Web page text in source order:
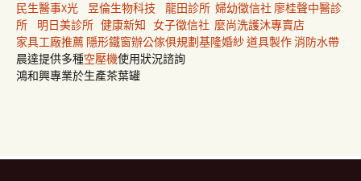
民生醫事X光 昱倫生物科技 龍田診所 婦幼徵信社 廖桂聲中醫診
所
明日美診所 健康新知 女子徵信社 麼尚洗護沐專賣店
家具工廠推薦 隱形鐵窗辦公傢俱規劃基隆婚紗道具製作消防水帶
晨達提供多種空壓機使用狀況諮詢
鴻和興專業於生產茶葉罐